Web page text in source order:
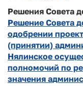
Решения Совета
Решение Совета
одобрении
(принятии)
Нялинское
полномочий по
значения